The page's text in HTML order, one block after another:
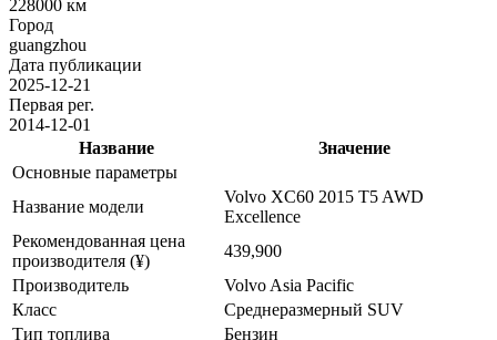
228000 км
Город
guangzhou
Дата публикации
2025-12-21
Первая рег.
2014-12-01
Название
Значение
Основные параметры
Название модели
Volvo XC60 2015 T5 AWD
Excellence
Рекомендованная цена
производителя (¥)
439,900
Производитель
Volvo Asia Pacific
Класс
Среднеразмерный SUV
Тип топлива
Бензин